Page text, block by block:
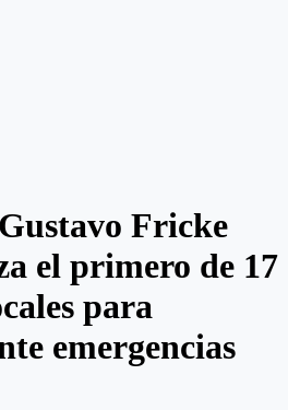
Fricke
el primero de 17
para
emergencias